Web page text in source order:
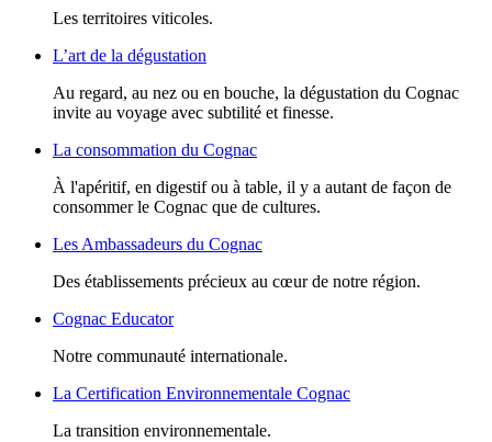
Les territoires viticoles.
L’art de la dégustation
Au regard, au nez ou en bouche, la dégustation du Cognac
invite au voyage avec subtilité et finesse.
La consommation du Cognac
À l'apéritif, en digestif ou à table, il y a autant de façon de
consommer le Cognac que de cultures.
Les Ambassadeurs du Cognac
Des établissements précieux au cœur de notre région.
Cognac Educator
Notre communauté internationale.
La Certification Environnementale Cognac
La transition environnementale.